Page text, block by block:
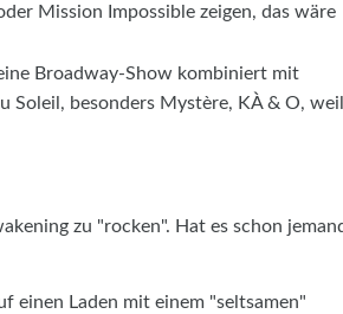
Mission Impossible zeigen, das wäre
Broadway-Show kombiniert mit
Soleil, besonders Mystère, KÀ & O, weil
zu "rocken". Hat es schon
einen Laden mit einem "seltsamen"